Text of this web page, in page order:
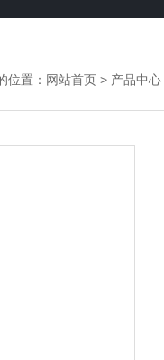
位置： 网站首页 > 产品中心